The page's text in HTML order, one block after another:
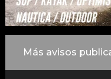
Más avisos